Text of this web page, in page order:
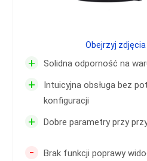
+ Solidna odporność na
+
Intuicyjna obsługa bez
konfiguracji
+ Dobre parametry przy
- Brak funkcji poprawy
Obejrzyj